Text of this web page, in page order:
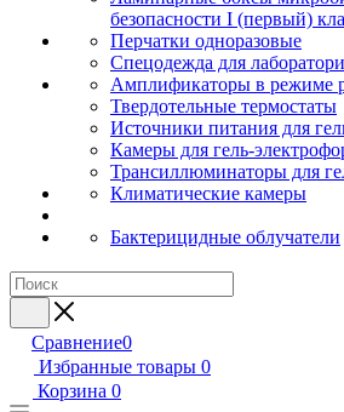
безопасности I (первый)
Перчатки одноразовые
Спецодежда для
Амплификаторы в режиме
Твердотельные термостаты
Источники питания для
Камеры для гель-
Трансиллюминаторы для
Климатические камеры
Бактерицидные облучатели
Сравнение0
Избранные товары 0
Корзина 0